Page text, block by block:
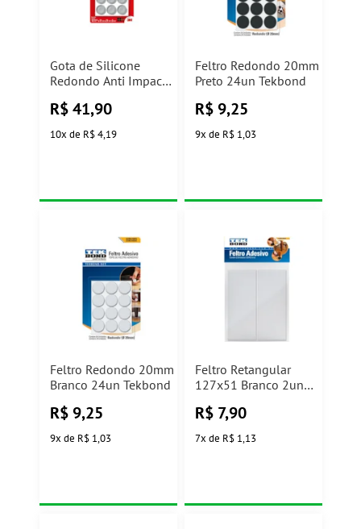
Gota de Silicone
Redondo Anti Impacto
3M
R$ 41,90
10x de R$ 4,19
Feltro Redondo 20mm
Preto 24un Tekbond
R$ 9,25
9x de R$ 1,03
Feltro Redondo 20mm
Branco 24un Tekbond
R$ 9,25
9x de R$ 1,03
Feltro Retangular
127x51 Branco 2un
R$ 7,90
7x de R$ 1,13